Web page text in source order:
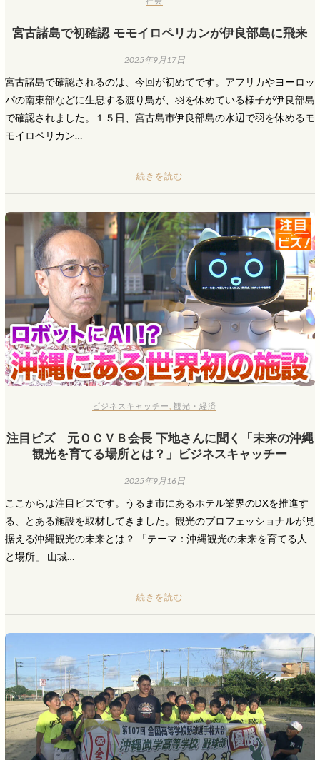
宮古諸島で初確認 モモイロペリカンが伊良部島に飛来
2025年9月17日
宮古諸島で確認されるのは、今回が初めてです。アフリカやヨーロッ
パの南東部などに生息する渡り鳥が、羽を休めている様子が伊良部島
で確認されました。１５日、宮古島市伊良部島の水辺で羽を休めるモ
モイロペリカン…
続きを読む
ビジネスキャッチー ,観光・経済
注目ビズ 元ＯＣＶＢ会長 下地さんに聞く「未来の沖縄
観光を育てる場所とは？」ビジネスキャッチー
2025年9月16日
ここからは注目ビズです。うるま市にあるホテル業界のDXを推進す
る、とある施設を取材してきました。観光のプロフェッショナルが見
据える沖縄観光の未来とは？ 「テーマ：沖縄観光の未来を育てる人
と場所」 山城…
続きを読む